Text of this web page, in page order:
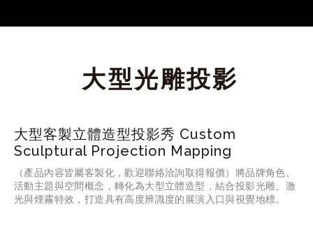
大型光雕投影
大型客製立體造型投影秀 Custom
Sculptural Projection Mapping
（產品內容皆屬客製化，歡迎聯絡洽詢取得報價） 將品牌角色、
活動主題與空間概念，轉化為大型立體造型，結合投影光雕、激
光與煙霧特效，打造具有高度辨識度的展演入口與視覺地標。